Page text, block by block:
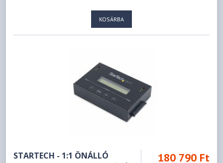
KOSÁRBA
STARTECH - 1:1 ÖNÁLLÓ
180 790 Ft